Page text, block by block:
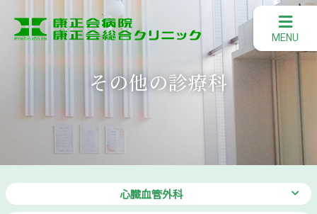
その他の診療科
心臓血管外科